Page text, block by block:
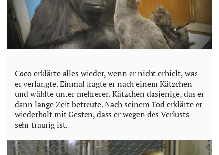
Coco erklärte alles wieder, wenn er nicht erhielt, was
er verlangte. Einmal fragte er nach einem Kätzchen
und wählte unter mehreren Kätzchen dasjenige, das er
dann lange Zeit betreute. Nach seinem Tod erklärte er
wiederholt mit Gesten, dass er wegen des Verlusts
sehr traurig ist.